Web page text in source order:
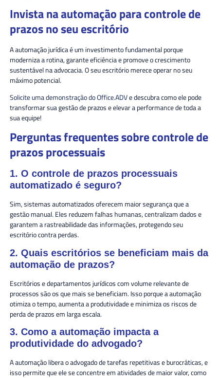
Invista na automação para controle de
prazos no seu escritório
A automação jurídica é um investimento fundamental porque
moderniza a rotina, garante eficiência e promove o crescimento
sustentável na advocacia. O seu escritório merece operar no seu
máximo potencial.
Solicite uma demonstração do Office.ADVe descubra como ele pode
transformar sua gestão de prazos e elevar a performance de toda a
sua equipe!
Perguntas frequentes sobre controle de
prazos processuais
1. O controle de prazos processuais
automatizado é seguro?
Sim, sistemas automatizados oferecem maior segurança que a
gestão manual. Eles reduzem falhas humanas, centralizam dados e
garantem a rastreabilidade das informações, protegendo seu
escritório contra perdas.
2. Quais escritórios se beneficiam mais da
automação de prazos?
Escritórios e departamentos jurídicos com volume relevante de
processos são os que mais se beneficiam. Isso porque a automação
otimiza o tempo, aumenta a produtividade e minimiza os riscos de
perda de prazos em larga escala.
3. Como a automação impacta a
produtividade do advogado?
A automação libera o advogado de tarefas repetitivas e burocráticas, e
isso permite que ele se concentre em atividades de maior valor, como